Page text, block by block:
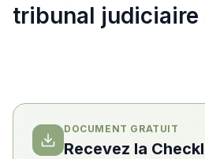
tribunal judiciaire
DOCUMENT GRATUIT
Recevez la